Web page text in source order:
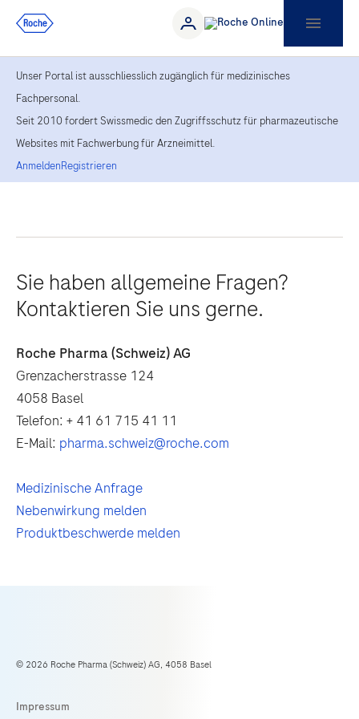
Unser Portal ist ausschliesslich zugänglich für medizinisches
Fachpersonal.
Seit 2010 fordert Swissmedic den Zugriffsschutz für pharmazeutische
Websites mit Fachwerbung für Arzneimittel.
AnmeldenRegistrieren
Sie haben allgemeine Fragen?
Kontaktieren Sie uns gerne.
Roche Pharma (Schweiz) AG
Grenzacherstrasse 124
4058 Basel
Telefon: + 41 61 715 41 11
E-Mail: pharma.schweiz@roche.com
Medizinische Anfrage
Nebenwirkung melden
Produktbeschwerde melden
© 2026 Roche Pharma (Schweiz) AG, 4058 Basel